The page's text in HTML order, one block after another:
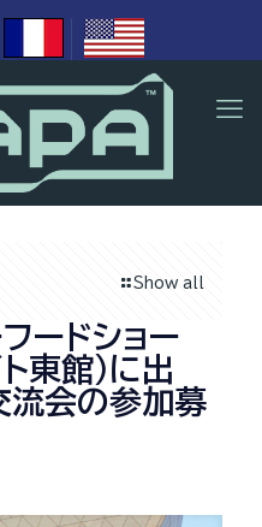
Show all
ドショー
東館)に出
流会の参加募